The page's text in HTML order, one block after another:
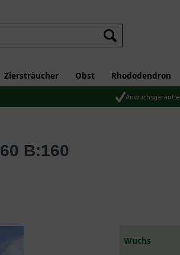
Ziersträucher Obst Rhododendron
Anwuchsgarantie
Wuchs